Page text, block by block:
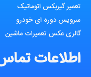
تعمیر گیربکس اتوماتیک
سرویس دوره ای خودرو
گالری عکس تعمیرات ماشین
اطلاعات